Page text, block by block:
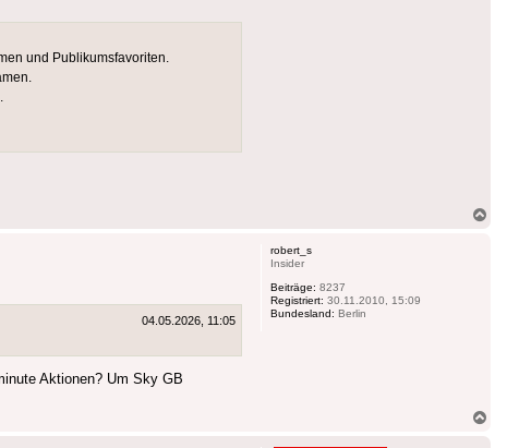
und Publikumsfavoriten.
robert_s
Insider
Beiträge: 8237
Registriert: 30.11.2010, 15:09
Bundesland: Berlin
04.05.2026, 11:05
Aktionen? Um Sky GB